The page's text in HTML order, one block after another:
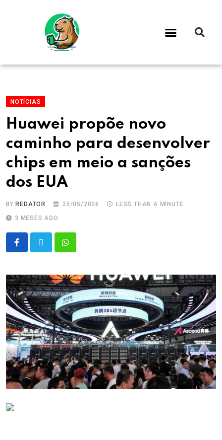
NOTÍCIAS
Huawei propõe novo
caminho para desenvolver
chips em meio a sanções
dos EUA
BY REDATOR 25/05/2026
LESS THAN A MINUTE
3 MESES AGO